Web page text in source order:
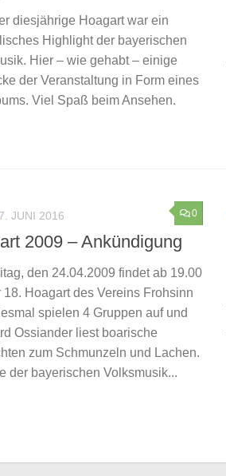
diesjährige Hoagart war ein
Highlight der bayerischen
Hier – wie gehabt – einige
der Veranstaltung in Form eines
Viel Spaß beim Ansehen.
0
7. JUNI 2016
2009 – Ankündigung
den 24.04.2009 findet ab 19.00
18. Hoagart des Vereins Frohsinn
spielen 4 Gruppen auf und
Ossiander liest boarische
zum Schmunzeln und Lachen.
der bayerischen Volksmusik...